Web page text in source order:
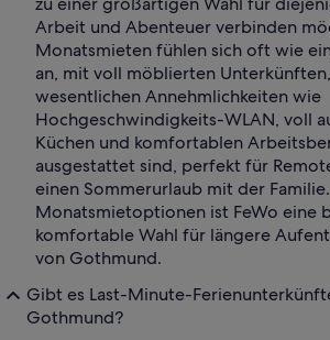
Arbeit und Abenteuer verbinden
Monatsmieten fühlen sich oft wie
an, mit voll möblierten
wesentlichen Annehmlichkeiten wie
Hochgeschwindigkeits-WLAN, voll
Küchen und komfortablen
ausgestattet sind, perfekt für
einen Sommerurlaub mit der
Monatsmietoptionen ist FeWo eine
komfortable Wahl für längere
von Gothmund.
Gibt es Last-Minute-
Gothmund?